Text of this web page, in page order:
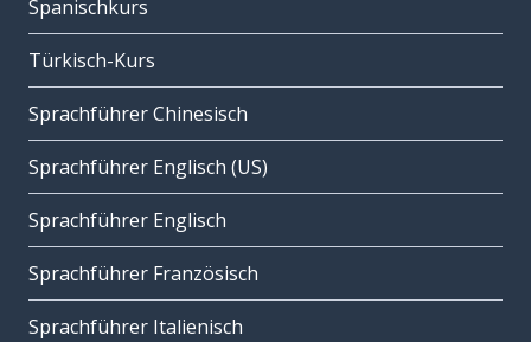
Spanischkurs
Türkisch-Kurs
Sprachführer Chinesisch
Sprachführer Englisch (US)
Sprachführer Englisch
Sprachführer Französisch
Sprachführer Italienisch